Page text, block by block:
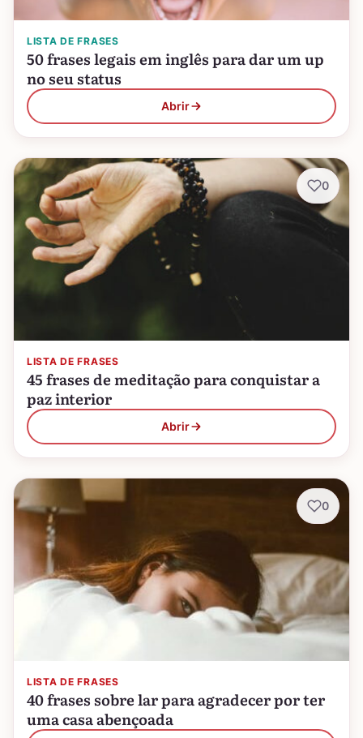
LISTA DE FRASES
50 frases legais em inglês para dar um up
no seu status
Abrir
LISTA DE FRASES
45 frases de meditação para conquistar a
paz interior
Abrir
0
LISTA DE FRASES
40 frases sobre lar para agradecer por ter
uma casa abençoada
0